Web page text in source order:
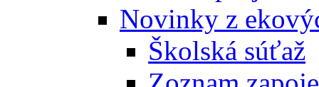
Novinky z
Školská súťaž